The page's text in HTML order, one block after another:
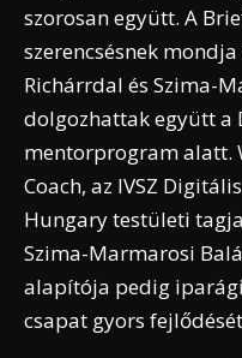
szorosan együtt. A
szerencsésnek
Richárrdal és Szima-
dolgozhattak együtt a
mentorprogram alatt.
Coach, az IVSZ
Hungary testületi
Szima-Marmarosi
alapítója pedig
csapat gyors